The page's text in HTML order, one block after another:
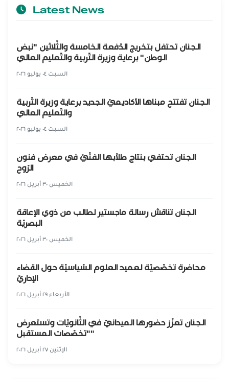
Latest News
الجنان تحتفل بتخريج الدّفعة الخامسة والثّلاثين "نبض
الوطن" برعاية وزيرة التّربية والتّعليم العالي
السبت ٠٤ يوليو ٢٠٢٦
الجنان تفتتح مبناها الأكاديميّ الجديد برعاية وزيرة التّربية
والتّعليم العالي
السبت ٠٤ يوليو ٢٠٢٦
الجنان تحتفي بنتاج طلّابها الفنّيّ في معرض فنون
الرّوح
الخميس ٣٠ أبريل ٢٠٢٦
الجنان تناقش رسالة ماجستير لطالب من ذوي الإعاقة
البصريّة
الخميس ٣٠ أبريل ٢٠٢٦
محاضرة تخصّصيّة لعميد العلوم السّياسيّة حول القضاء
الإداريّ
الأربعاء ٢٩ أبريل ٢٠٢٦
الجنان تعزّز حضورها الميدانيّ في الثّانويّات وتستعرض
"تخصّصات المستقبل"
الإثنين ٢٧ أبريل ٢٠٢٦